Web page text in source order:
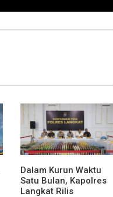
Dalam Kurun Waktu
Satu Bulan, Kapolres
Langkat Rilis